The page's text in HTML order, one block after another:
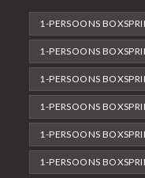
1-PERSOONS
1-PERSOONS
1-PERSOONS
1-PERSOONS
1-PERSOONS
1-PERSOONS